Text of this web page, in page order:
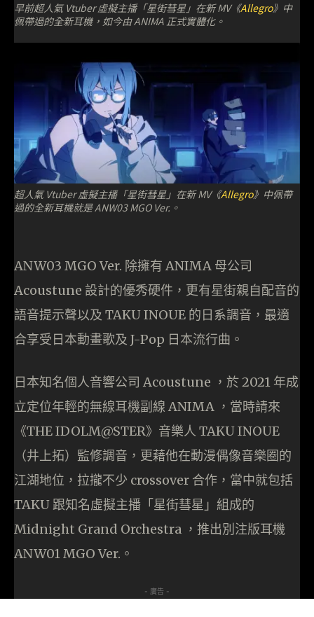
早前超人氣 Vtuber 虛擬主播「星街彗星」在新 MV《Allegro》中
佩帶過的全新耳機，如今由 ANIMA 正式實體化。
超人氣 Vtuber 虛擬主播「星街彗星」在新 MV《Allegro》中佩帶
過的全新耳機就是 ANW03 MGO Ver.。
ANW03 MGO Ver. 除擁有 ANIMA 母公司
Acoustune 設計的優秀硬件，更有星街親自配音的
語音提示聲以及 TAKU INOUE 的日系調音，最適
合享受日本動畫歌及 J-Pop 日本流行曲。
日本知名個人音響公司 Acoustune ，於 2021 年成
立定位年輕的無線耳機副線 ANIMA ，當時請來
《THE IDOLM@STER》音樂人 TAKU INOUE
（井上拓）監修調音，更藉他在動漫偶像音樂圈的
江湖地位，拉攏不少 crossover 合作，當中就包括
TAKU 跟知名虛擬主播「星街彗星」組成的
Midnight Grand Orchestra ，推出別注版耳機
ANW01 MGO Ver.。
- 廣告 -